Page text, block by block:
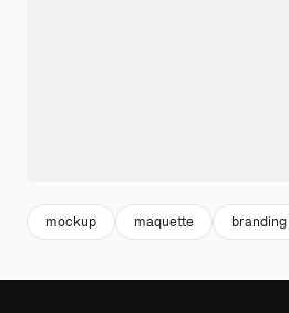
mockup maquette